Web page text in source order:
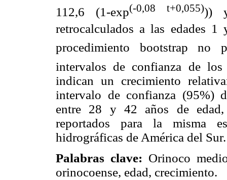
112,6 (1-exp(-0,08 t+0,055)))
retrocalculados a las edades
procedimiento bootstrap
intervalos de confianza de
indican un crecimiento
intervalo de confianza (95%)
entre 28 y 42 años de edad,
reportados para la misma
hidrográficas de América del Sur.
Palabras clave: Orinoco
orinocoense, edad, crecimiento.